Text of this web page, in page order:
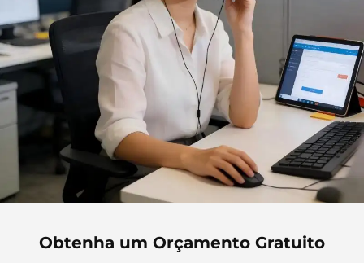
Obtenha um Orçamento Gratuito